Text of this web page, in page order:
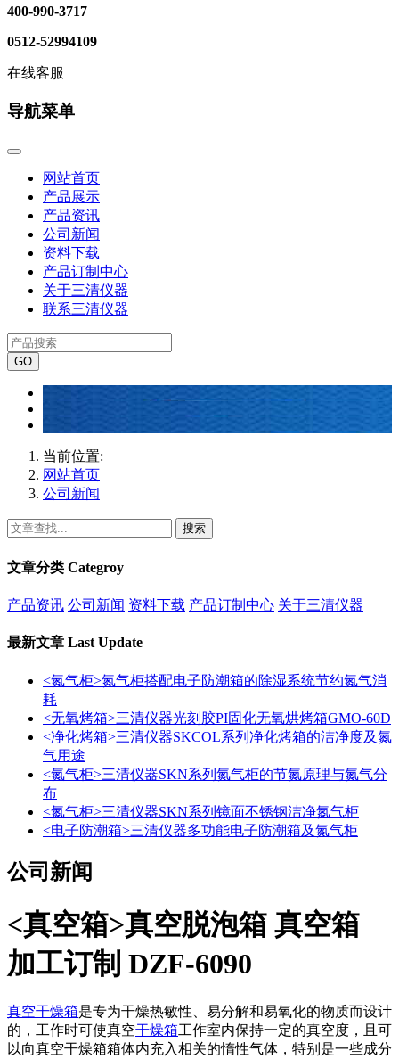
400-990-3717
0512-52994109
在线客服
导航菜单
网站首页
产品展示
产品资讯
公司新闻
资料下载
产品订制中心
关于三清仪器
联系三清仪器
当前位置:
网站首页
公司新闻
搜索
文章分类 Categroy
产品资讯 公司新闻 资料下载 产品订制中心 关于三清仪器
最新文章 Last Update
<氮气柜>氮气柜搭配电子防潮箱的除湿系统节约氮气消
耗
<无氧烤箱>三清仪器光刻胶PI固化无氧烘烤箱GMO-60D
<净化烤箱>三清仪器SKCOL系列净化烤箱的洁净度及氮
气用途
<氮气柜>三清仪器SKN系列氮气柜的节氮原理与氮气分
布
<氮气柜>三清仪器SKN系列镜面不锈钢洁净氮气柜
<电子防潮箱>三清仪器多功能电子防潮箱及氮气柜
公司新闻
<真空箱>真空脱泡箱 真空箱
加工订制 DZF-6090
真空干燥箱是专为干燥热敏性、易分解和易氧化的物质而设计
的，工作时可使真空干燥箱工作室内保持一定的真空度，且可
以向真空干燥箱箱体内充入相关的惰性气体，特别是一些成分